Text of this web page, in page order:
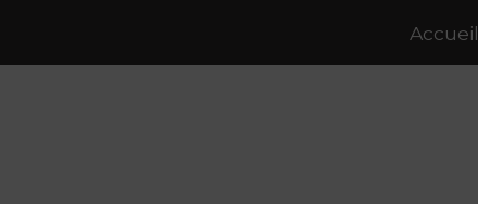
Accueil